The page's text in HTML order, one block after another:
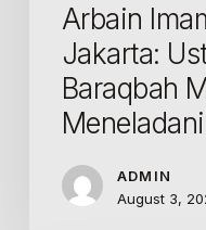
Arbain
Jakarta:
Baraqbah
ADMIN
August 3,